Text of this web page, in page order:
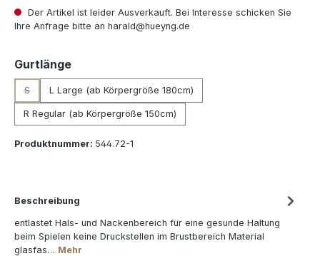
Der Artikel ist leider Ausverkauft. Bei Interesse schicken Sie
Ihre Anfrage bitte an harald@hueyng.de
Gurtlängeauswählen
S
(Diese Option ist zurzeit nicht verfügbar.)
L Large (ab Körpergröße 180cm)
R Regular (ab Körpergröße 150cm)
Produktnummer: 544.72-1
Beschreibung
entlastet Hals- und Nackenbereich für eine gesunde Haltung
beim Spielen keine Druckstellen im Brustbereich Material
glasfas… Mehr